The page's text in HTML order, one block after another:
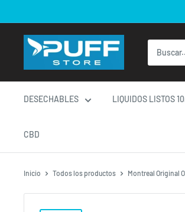
directamente
contenido
DESECHABLES LIQUIDOS LISTOS
CBD
Inicio Todos los productos Montreal Original